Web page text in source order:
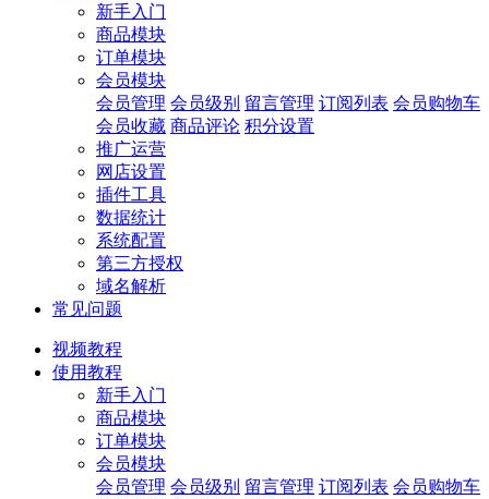
新手入门
商品模块
订单模块
会员模块
会员管理 会员级别 留言管理 订阅列表 会员购物车
会员收藏 商品评论 积分设置
推广运营
网店设置
插件工具
数据统计
系统配置
第三方授权
域名解析
常见问题
视频教程
使用教程
新手入门
商品模块
订单模块
会员模块
会员管理 会员级别 留言管理 订阅列表 会员购物车